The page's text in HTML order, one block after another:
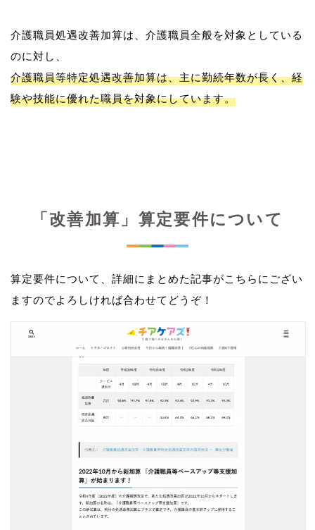
介護職員処遇改善加算は、介護職員全般を対象としている
介護職員等特定処遇改善加算は、主に勤続年数が長く、経
験や技能に優れた職員を対象にしています。
「改善加算」算定要件について
算定要件について、詳細にまとめた記事がこちらにござい
ますのでよろしければ合わせてどうぞ！